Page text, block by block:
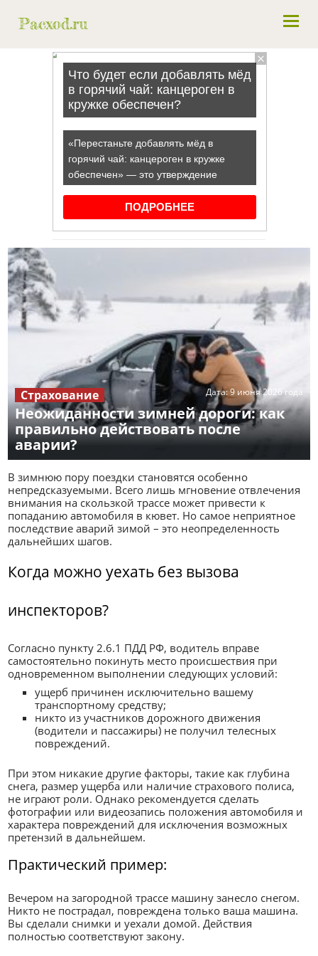
Неожиданности зимней дороги: как
правильно действовать после
аварии?
Дата:9 июня 2026 года
Страхование
В зимнюю пору поездки становятся особенно
непредсказуемыми. Всего лишь мгновение отвлечения
внимания на скользкой трассе может привести к
попаданию автомобиля в кювет. Но самое неприятное
последствие аварий зимой – это неопределенность
дальнейших шагов.
Когда можно уехать без вызова
инспекторов?
Согласно пункту 2.6.1 ПДД РФ, водитель вправе
самостоятельно покинуть место происшествия при
одновременном выполнении следующих условий:
ущерб причинен исключительно вашему
транспортному средству;
никто из участников дорожного движения
(водители и пассажиры) не получил телесных
повреждений.
При этом никакие другие факторы, такие как глубина
снега, размер ущерба или наличие страхового полиса,
не играют роли. Однако рекомендуется сделать
фотографии или видеозапись положения автомобиля и
характера повреждений для исключения возможных
претензий в дальнейшем.
Практический пример:
Вечером на загородной трассе машину занесло снегом.
Никто не пострадал, повреждена только ваша машина.
Вы сделали снимки и уехали домой. Действия
полностью соответствуют закону.